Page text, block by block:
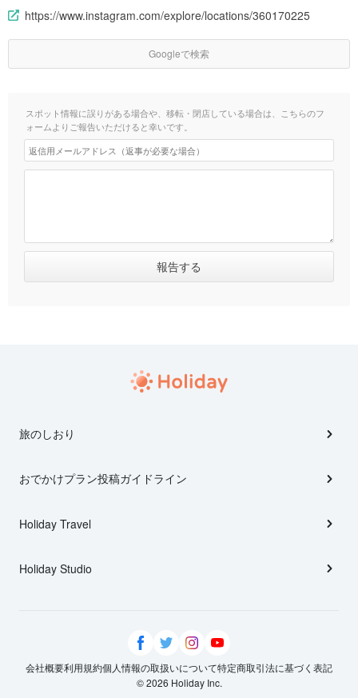
https://www.instagram.com/explore/locations/360170225
Googleで検索
スポット情報に誤りがある場合や、移転・閉店している場合は、こちらのフ
ォームよりご報告いただけると幸いです。
旅のしおり
おでかけプラン投稿ガイドライン
Holiday Travel
Holiday Studio
会社概要利用規約個人情報の取扱いについて特定商取引法に基づく表記
© 2026 Holiday Inc.